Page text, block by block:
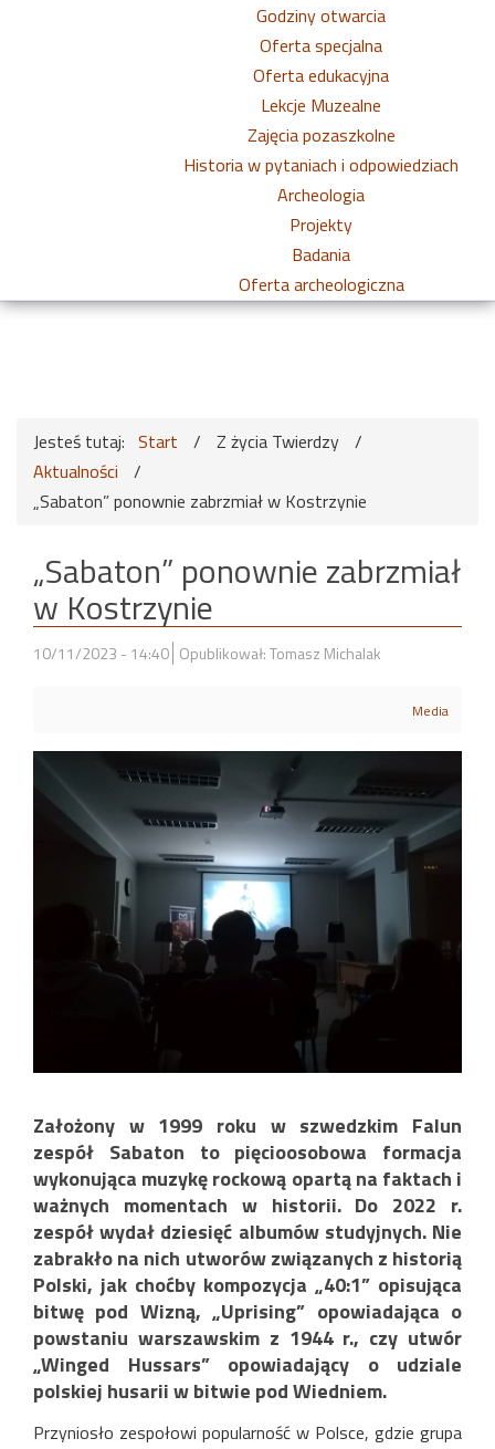
Godziny otwarcia
Oferta specjalna
Oferta edukacyjna
Lekcje Muzealne
Zajęcia pozaszkolne
Historia w pytaniach i odpowiedziach
Archeologia
Projekty
Badania
Oferta archeologiczna
Jesteś tutaj: Start / Z życia Twierdzy /
Aktualności
/
„Sabaton” ponownie zabrzmiał w Kostrzynie
„Sabaton” ponownie zabrzmiał
w Kostrzynie
10/11/2023 - 14:40 Opublikował: Tomasz Michalak
Media
Założony w 1999 roku w szwedzkim Falun
zespół Sabaton to pięcioosobowa formacja
wykonująca muzykę rockową opartą na faktach i
ważnych momentach w historii. Do 2022 r.
zespół wydał dziesięć albumów studyjnych. Nie
zabrakło na nich utworów związanych z historią
Polski, jak choćby kompozycja „40:1” opisująca
bitwę pod Wizną, „Uprising” opowiadająca o
powstaniu warszawskim z 1944 r., czy utwór
„Winged Hussars” opowiadający o udziale
polskiej husarii w bitwie pod Wiedniem.
Przyniosło zespołowi popularność w Polsce, gdzie grupa